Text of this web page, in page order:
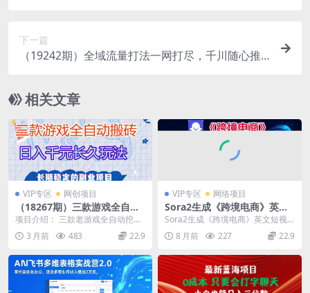
下一篇
（19242期）全域流量打法一网打尽，千川随心推
相关文章
VIP专区 网创项目
（18267期）三款游戏全自动
打金，日入1000+，全职副业
皆可做！
项目介绍： 三款老游戏全自动挖金
项目，项目持续稳定运行三年时
间，每天轻松日入10...
3 月前 483 22.9
VIP专区 网络项目
Sora2生成《跨境电商》英文
短视频，实操搭建教学课，通
俗易懂，包教包会
Sora2生成《跨境电商》英文短视
频，实操搭建教学课，通俗易懂，
包教包会 项目介...
8 月前 227 22.9